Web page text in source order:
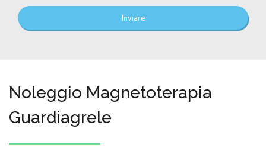
Inviare
Noleggio Magnetoterapia
Guardiagrele